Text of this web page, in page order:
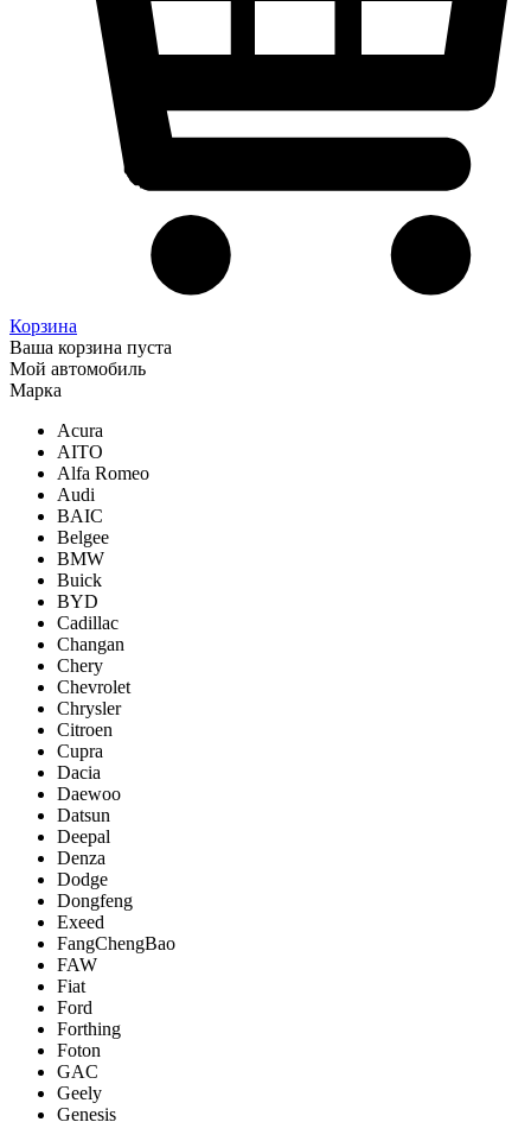
Корзина
Ваша корзина пуста
Мой автомобиль
Марка
Acura
AITO
Alfa Romeo
Audi
BAIC
Belgee
BMW
Buick
BYD
Cadillac
Changan
Chery
Chevrolet
Chrysler
Citroen
Cupra
Dacia
Daewoo
Datsun
Deepal
Denza
Dodge
Dongfeng
Exeed
FangChengBao
FAW
Fiat
Ford
Forthing
Foton
GAC
Geely
Genesis